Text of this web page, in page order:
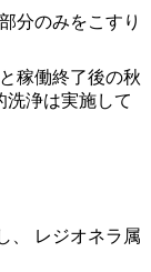
分のみをこすり
稼働終了後の秋
洗浄は実施して
、 レジオネラ属